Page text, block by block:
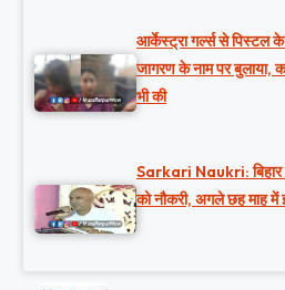
आर्केस्ट्रा गर्ल्स से पिस्टल
जागरण के नाम पर
भी की
Sarkari Naukri: बिहार में
को नौकरी, अगले छह माह में